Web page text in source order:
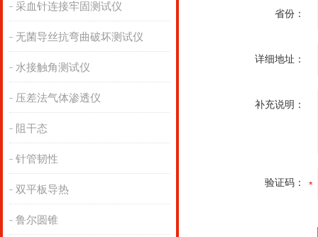
采血针连接牢固测试仪
无菌导丝抗弯曲破坏测试仪
水接触角测试仪
压差法气体渗透仪
阻干态
针管韧性
双平板导热
鲁尔圆锥
省份：
详细地址：
补充说明：
验证码：